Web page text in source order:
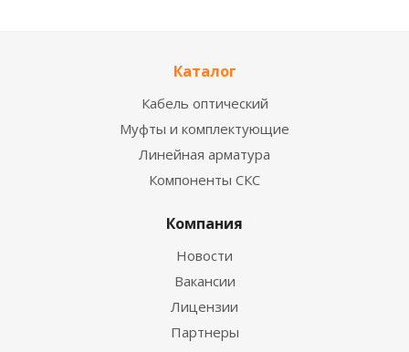
Каталог
Кабель оптический
Муфты и комплектующие
Линейная арматура
Компоненты СКС
Компания
Новости
Вакансии
Лицензии
Партнеры